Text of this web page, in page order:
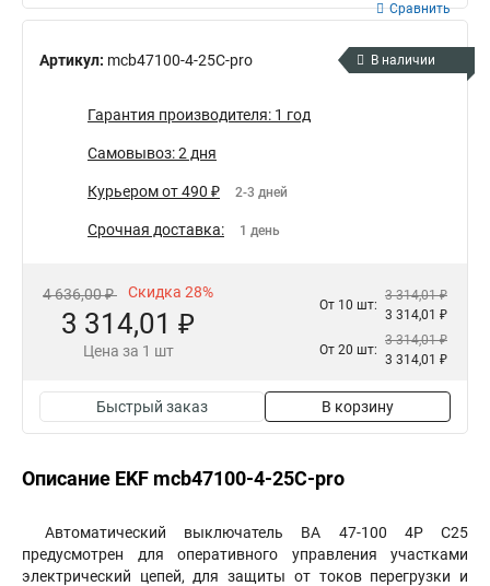
Артикул: mcb47100-4-25C-pro
Сравнить
В наличии
Гарантия производителя: 1 год
Самовывоз: 2 дня
Курьером от 490 ₽ 2-3 дней
Срочная доставка: 1 день
4 636,00 ₽ Скидка 28%
3 314,01 ₽
Цена за 1 шт
От 10 шт:
3 314,01 ₽
3 314,01 ₽
От 20 шт:
3 314,01 ₽
3 314,01 ₽
Быстрый заказ В корзину
Описание EKF mcb47100-4-25C-pro
Автоматический выключатель ВА 47-100 4P C25
предусмотрен для оперативного управления участками
электрический цепей, для защиты от токов перегрузки и